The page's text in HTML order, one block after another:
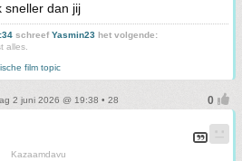
sneller dan jij
schreefYasmin23 het volgende:
alles.
film topic
2 juni 2026 @ 19:38 • 28
Kazaamdavu